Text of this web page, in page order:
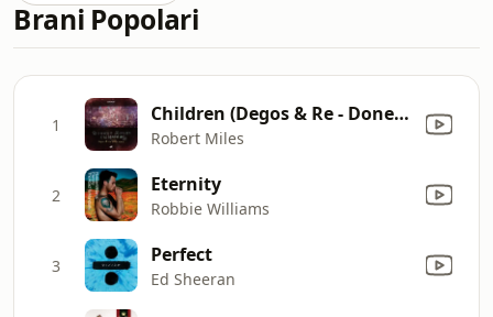
Brani Popolari
1 Children (Degos & Re - Done Remix)
Robert Miles
2 Eternity
Robbie Williams
3 Perfect
Ed Sheeran